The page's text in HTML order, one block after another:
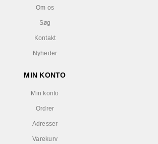
Om os
Søg
Kontakt
Nyheder
MIN KONTO
Min konto
Ordrer
Adresser
Varekurv